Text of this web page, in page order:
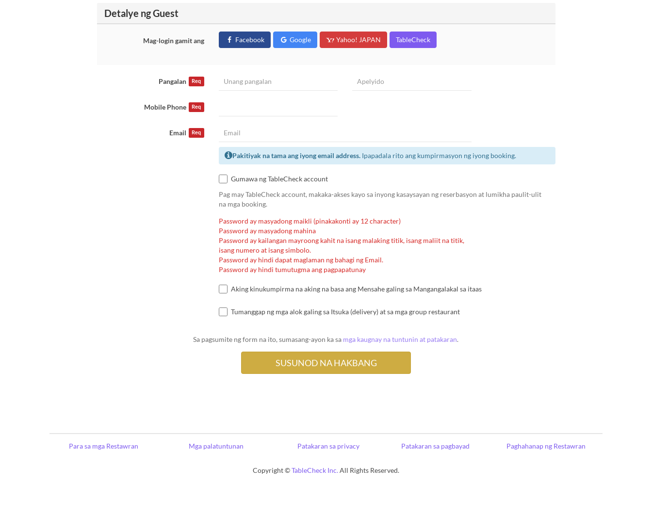
Detalye ng Guest
Mag-login gamit ang Facebook Google Yahoo! JAPAN TableCheck
Pangalan Req
Mobile Phone Req
Email Req
Pakitiyak na tama ang iyong email address.Ipapadala rito ang kumpirmasyon ng iyong booking.
Gumawa ng TableCheck account
Pag may TableCheck account, makaka-akses kayo sa inyong kasaysayan ng reserbasyon at lumikha paulit-ulit
na mga booking.
Password ay masyadong maikli (pinakakonti ay 12 character)
Password ay masyadong mahina
Password ay kailangan mayroong kahit na isang malaking titik, isang maliit na titik,
isang numero at isang simbolo.
Password ay hindi dapat maglaman ng bahagi ng Email.
Password ay hindi tumutugma ang pagpapatunay
Aking kinukumpirma na aking na basa ang Mensahe galing sa Mangangalakal sa itaas
Tumanggap ng mga alok galing sa Itsuka (delivery) at sa mga group restaurant
Sa pagsumite ng form na ito, sumasang-ayon ka sa mga kaugnay na tuntunin at patakaran.
Para sa mga Restawran Mga palatuntunan Patakaran sa privacy Patakaran sa pagbayad Paghahanap ng Restawran
Copyright ©TableCheck Inc.All Rights Reserved.